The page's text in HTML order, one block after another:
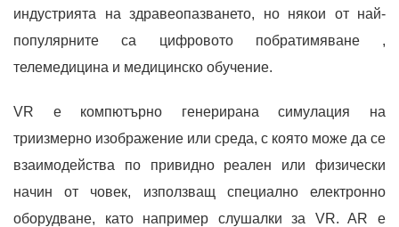
индустрията на здравеопазването, но някои от най-
популярните са цифровото побратимяване ,
телемедицина и медицинско обучение.
VR е компютърно генерирана симулация на
триизмерно изображение или среда, с която може да се
взаимодейства по привидно реален или физически
начин от човек, използващ специално електронно
оборудване, като например слушалки за VR. AR е